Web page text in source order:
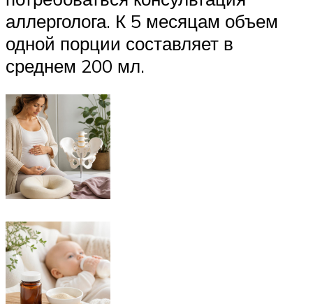
аллерголога. К 5 месяцам объем
одной порции составляет в
среднем 200 мл.